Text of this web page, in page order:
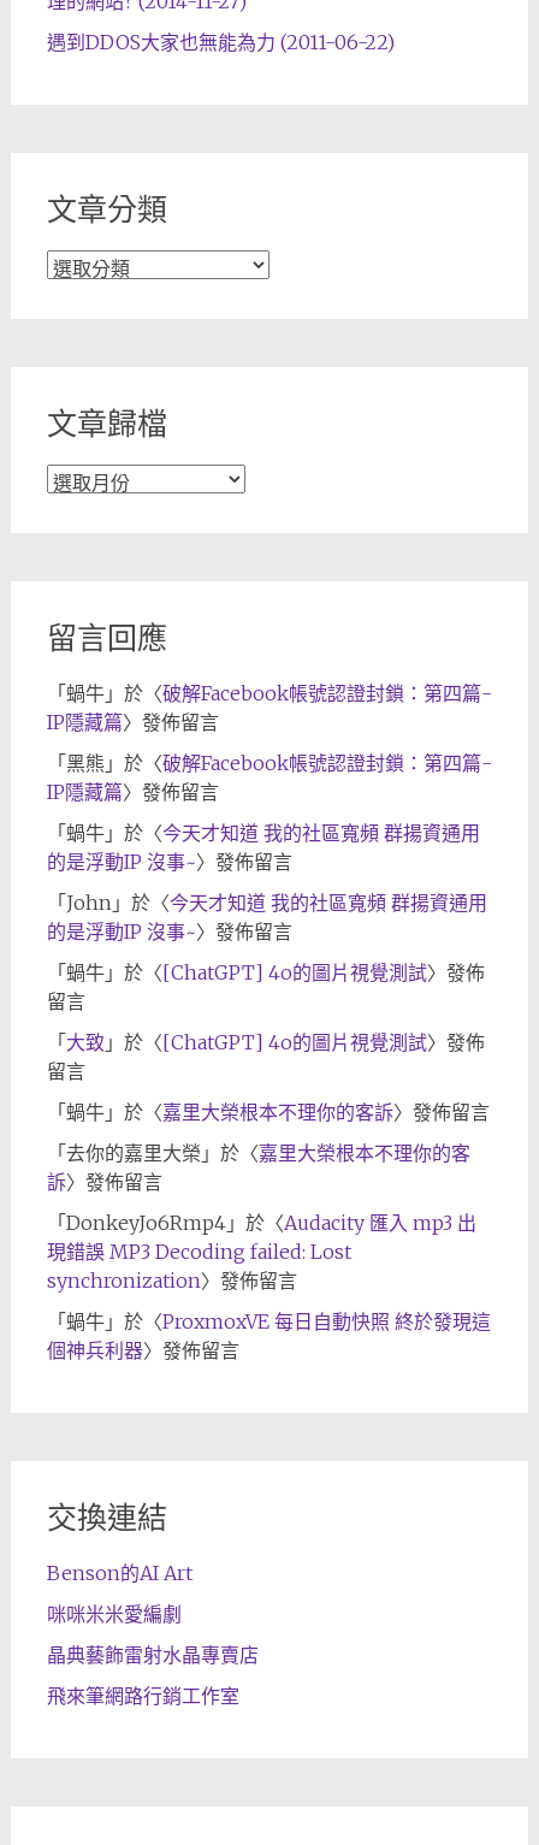
遇到DDOS大家也無能為力 (2011-06-22)
文章分類
文
文章歸檔
文
留言回應
「 蝸牛」於〈破解Facebook帳號認證封鎖：第四篇-
IP隱藏篇〉發佈留言
「 黑熊 」於〈破解Facebook帳號認證封鎖：第四篇-
IP隱藏篇〉發佈留言
「 蝸牛」於〈今天才知道 我的社區寬頻 群揚資通用
的是浮動IP 沒事~〉發佈留言
「 John」於〈今天才知道 我的社區寬頻 群揚資通用
的是浮動IP 沒事~〉發佈留言
「 蝸牛」於〈[ChatGPT] 4o的圖片視覺測試〉發佈
留言
「 大致 」於〈[ChatGPT] 4o的圖片視覺測試〉發佈
留言
「 蝸牛」於〈嘉里大榮根本不理你的客訴〉發佈留言
「 去你的嘉里大榮 」於〈嘉里大榮根本不理你的客
訴〉發佈留言
「 DonkeyJo6Rmp4」於〈Audacity 匯入 mp3 出
現錯誤 MP3 Decoding failed: Lost
synchronization〉發佈留言
「 蝸牛」於〈ProxmoxVE 每日自動快照 終於發現這
個神兵利器〉發佈留言
交換連結
Benson的AI Art
咪咪米米愛編劇
晶典藝飾雷射水晶專賣店
飛來筆網路行銷工作室